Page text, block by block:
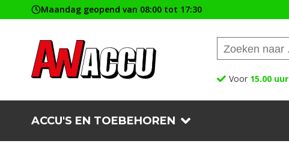
Maandag geopend van 08:00 tot 17:30
Voor 15.00 uur
ACCU'S EN TOEBEHOREN